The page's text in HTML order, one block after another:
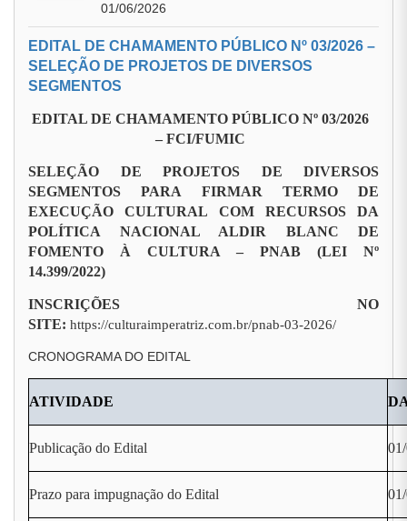
01/06/2026
EDITAL DE CHAMAMENTO PÚBLICO Nº 03/2026 –
SELEÇÃO DE PROJETOS DE DIVERSOS
SEGMENTOS
EDITAL DE CHAMAMENTO PÚBLICO Nº 03/2026
– FCI/FUMIC
SELEÇÃO DE PROJETOS DE DIVERSOS
SEGMENTOS PARA FIRMAR TERMO DE
EXECUÇÃO CULTURAL COM RECURSOS DA
POLÍTICA NACIONAL ALDIR BLANC DE
FOMENTO À CULTURA – PNAB (LEI Nº
14.399/2022)
INSCRIÇÕES NO
SITE: https://culturaimperatriz.com.br/pnab-03-2026/
CRONOGRAMA DO EDITAL
ATIVIDADE
Publicação do Edital
Prazo para impugnação do Edital